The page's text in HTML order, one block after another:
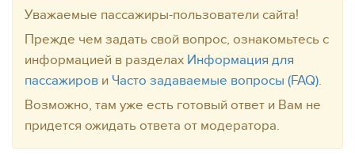
Уважаемые пассажиры-пользователи сайта!
Прежде чем задать свой вопрос, ознакомьтесь с
информацией в разделах Информация для
пассажиров и Часто задаваемые вопросы (FAQ).
Возможно, там уже есть готовый ответ и Вам не
придется ожидать ответа от модератора.